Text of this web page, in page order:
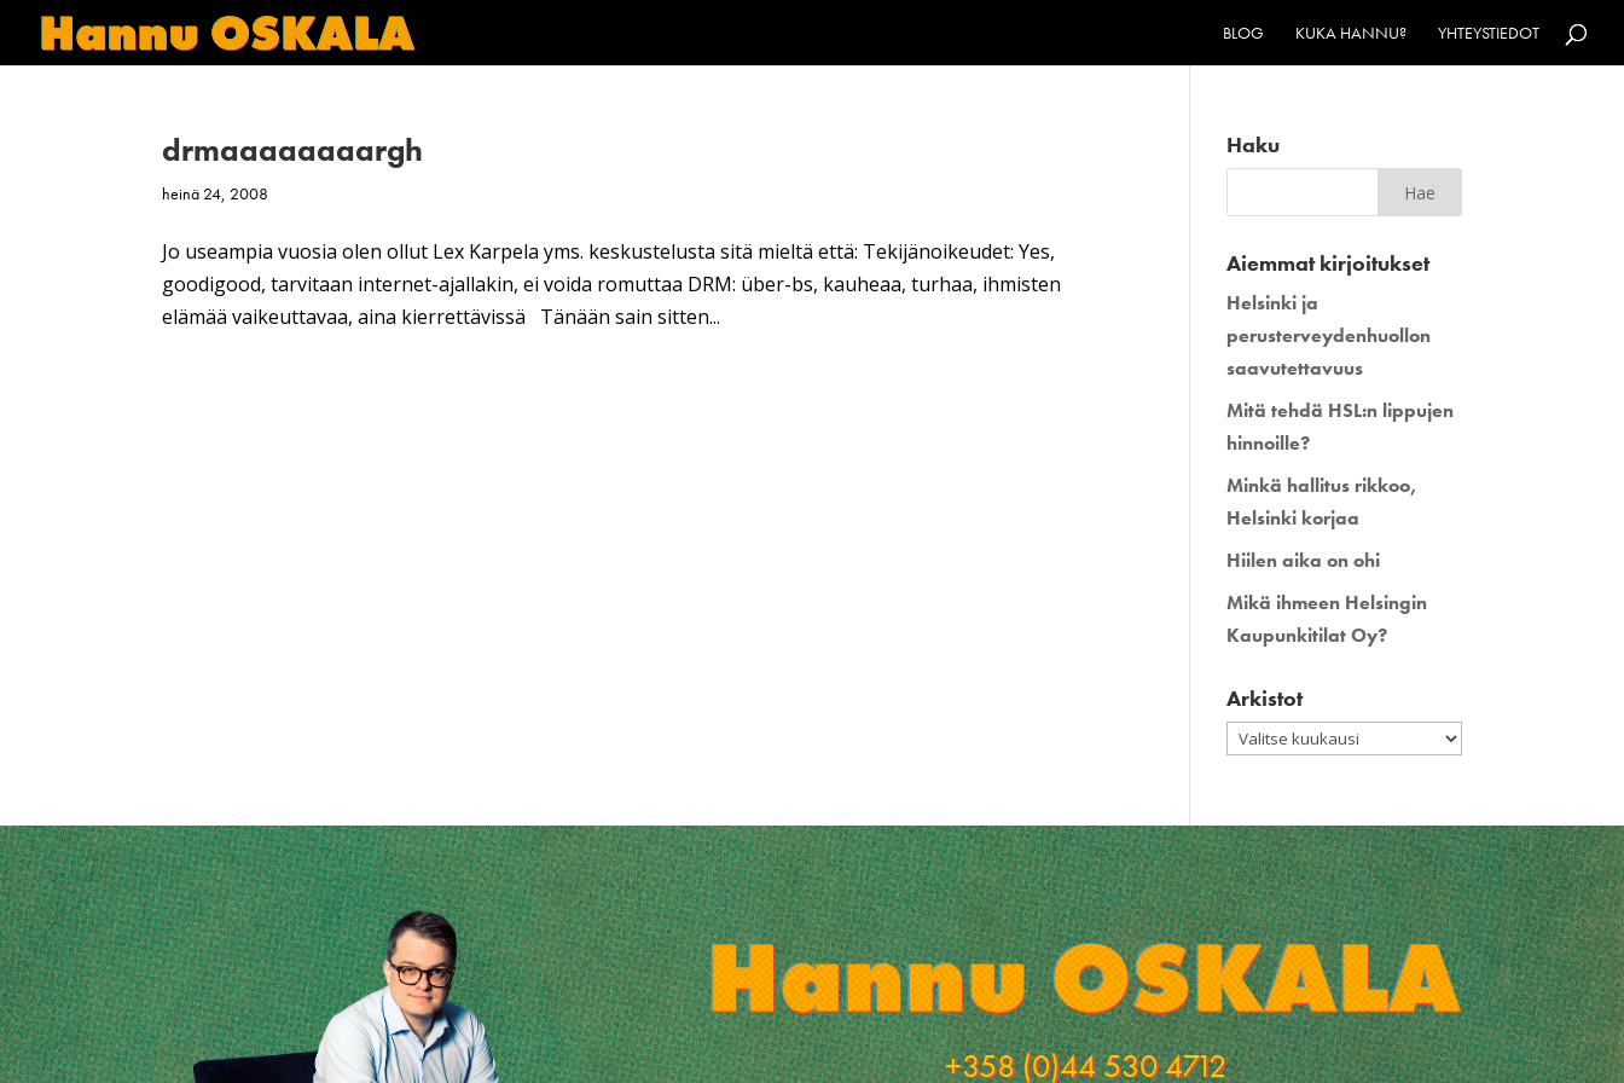
BLOG KUKA HANNU? YHTEYSTIEDOT
drmaaaaaaaargh
heinä 24, 2008
Jo useampia vuosia olen ollut Lex Karpela yms. keskustelusta sitä mieltä että: Tekijänoikeudet: Yes,
goodigood, tarvitaan internet-ajallakin, ei voida romuttaa DRM: über-bs, kauheaa, turhaa, ihmisten
elämää vaikeuttavaa, aina kierrettävissä Tänään sain sitten...
Haku
Aiemmat kirjoitukset
Helsinki ja
perusterveydenhuollon
saavutettavuus
Mitä tehdä HSL:n lippujen
hinnoille?
Minkä hallitus rikkoo,
Helsinki korjaa
Hiilen aika on ohi
Mikä ihmeen Helsingin
Kaupunkitilat Oy?
Arkistot
Arkistot
+358 (0)44 530 4712